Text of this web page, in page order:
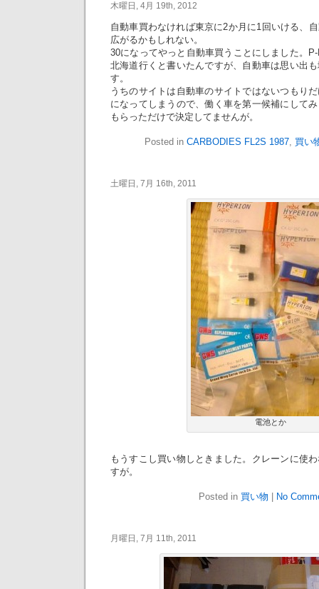
木曜日, 4月 19th, 2012
自動車買わなければ東京に2か月に1回いける、
広がるかもしれない。
30になってやっと自動車買うことにしました。
北海道行くと書いたんですが、自動車は思い出
す。
うちのサイトは自動車のサイトではないつもり
になってしまうので、働く車を第一候補にして
もらっただけで決定してませんが。
Posted in CARBODIES FL2S 1987, 買い
土曜日, 7月 16th, 2011
電池とか
もうすこし買い物しときました。クレーンに使
すが。
Posted in 買い物 No
月曜日, 7月 11th, 2011